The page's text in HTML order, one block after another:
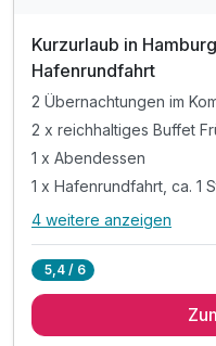
Kurzurlaub in
Hafenrundfahrt
2 Übernachtungen im
2 x reichhaltiges Buffet
1 x Abendessen
1 x Hafenrundfahrt, ca. 1
Alle Inklusivleistungen
2 x reichhaltiges Buffet
4 weitere anzeigen
5,4 / 6